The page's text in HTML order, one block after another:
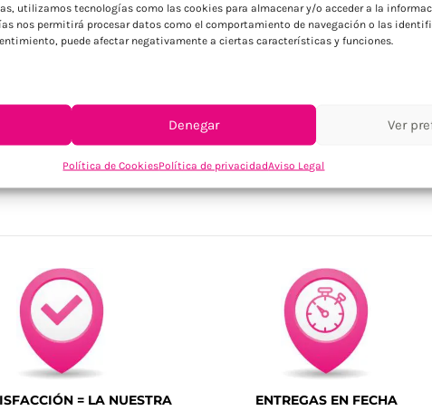
utilizamos tecnologías como las cookies para almacenar y/o acceder a la
nos permitirá procesar datos como el comportamiento de navegación o las
puede afectar negativamente a ciertas características y funciones.
Denegar Ver
Política de CookiesPolítica de privacidadAviso Legal
Bolígrafo personalizado con cuerpo de
natural para merchandising ecológico y
SKU:MO2158-03
Categorías:Bolígrafos personalizados
= LA NUESTRA
ENTREGAS EN FECHA